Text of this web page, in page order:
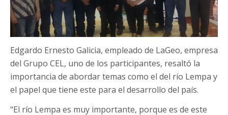
Edgardo Ernesto Galicia, empleado de LaGeo, empresa
del Grupo CEL, uno de los participantes, resaltó la
importancia de abordar temas como el del río Lempa y
el papel que tiene este para el desarrollo del país.
“El río Lempa es muy importante, porque es de este